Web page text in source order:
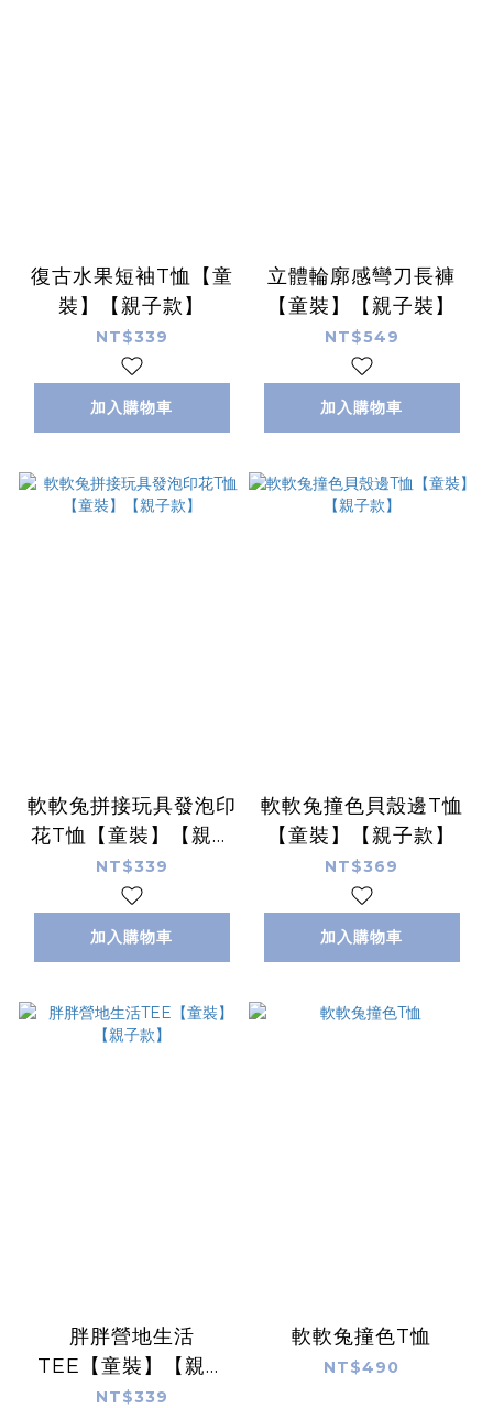
復古水果短袖T恤【童
裝】【親子款】
NT$339
加入購物車
立體輪廓感彎刀長褲
【童裝】【親子裝】
NT$549
加入購物車
軟軟兔拼接玩具發泡印
花T恤【童裝】【親子
款】
NT$339
加入購物車
軟軟兔撞色貝殼邊T恤
【童裝】【親子款】
NT$369
加入購物車
胖胖營地生活
TEE【童裝】【親子
款】
NT$339
軟軟兔撞色T恤
NT$490